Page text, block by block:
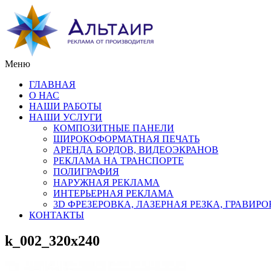
Меню
ГЛАВНАЯ
О НАС
НАШИ РАБОТЫ
НАШИ УСЛУГИ
КОМПОЗИТНЫЕ ПАНЕЛИ
ШИРОКОФОРМАТНАЯ ПЕЧАТЬ
АРЕНДА БОРДОВ, ВИДЕОЭКРАНОВ
РЕКЛАМА НА ТРАНСПОРТЕ
ПОЛИГРАФИЯ
НАРУЖНАЯ РЕКЛАМА
ИНТЕРЬЕРНАЯ РЕКЛАМА
3D ФРЕЗЕРОВКА, ЛАЗЕРНАЯ РЕЗКА,
КОНТАКТЫ
k_002_320x240